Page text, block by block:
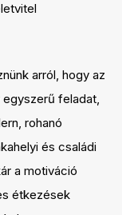
arról, hogy az
feladat,
rohanó
és családi
a motiváció
étkezések